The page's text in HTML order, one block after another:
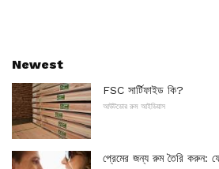
Newest
FSC সার্টিফাইড কি?
আউটডোর রুম আইডিয়াস
প্রেমের জন্য রুম তৈরি করুন: